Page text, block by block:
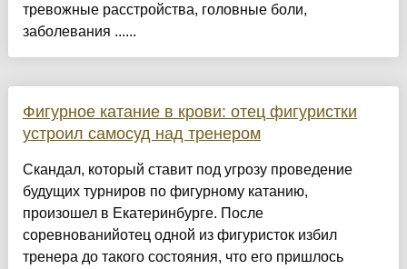
тревожные расстройства, головные боли,
заболевания ......
Фигурное катание в крови: отец фигуристки
устроил самосуд над тренером
Скандал, который ставит под угрозу проведение
будущих турниров по фигурному катанию,
произошел в Екатеринбурге. После
соревнованийотец одной из фигуристок избил
тренера до такого состояния, что его пришлось